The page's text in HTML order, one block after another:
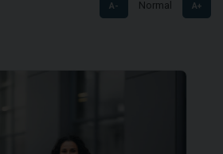
A- Normal A+